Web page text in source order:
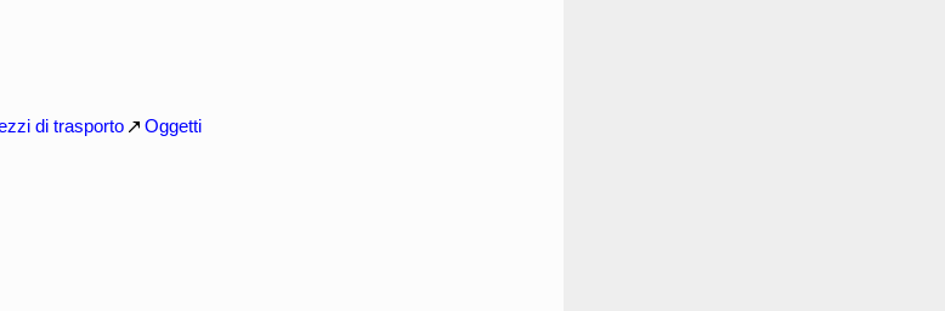
di trasporto Oggetti